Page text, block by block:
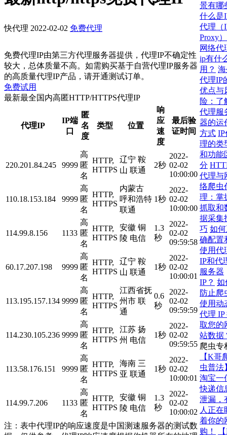
快代理 2022-02-02 免费代理
免费代理IP由第三方代理服务器提供，代理IP不确定性
较大，总体质量不高。如需购买基于自营代理IP服务器
的高质量代理IP产品，请开通测试订单。
免费试用
最新最全国内高匿HTTP/HTTPS代理IP
代理IP
IP端
口
匿
名
度
类型 位置
响
应
速
度
最后验
证时间
220.201.84.245 9999
高
匿
名
HTTP,
HTTPS
辽宁 鞍
山 联通
2秒
2022-
02-02
10:00:00
110.18.153.184 9999
高
匿
名
HTTP,
HTTPS
内蒙古
呼和浩特
联通
1秒
2022-
02-02
10:00:00
114.99.8.156 1133
高
匿
名
HTTP,
HTTPS
安徽 铜
陵 电信
1.3
秒
2022-
02-02
09:59:58
60.17.207.198 9999
高
匿
名
HTTP,
HTTPS
辽宁 鞍
山 联通
1秒
2022-
02-02
10:00:01
113.195.157.134 9999
高
匿
名
HTTP,
HTTPS
江西省抚
州市 联
通
0.6
秒
2022-
02-02
09:59:59
114.230.105.236 9999
高
匿
名
HTTP,
HTTPS
江苏 扬
州 电信
1秒
2022-
02-02
09:59:55
113.58.176.151 9999
高
匿
名
HTTP,
HTTPS
海南 三
亚 联通
1秒
2022-
02-02
10:00:01
114.99.7.206 1133
高
匿
名
HTTP,
HTTPS
安徽 铜
陵 电信
1.3
秒
2022-
02-02
10:00:02
注：表中代理IP的响应速度是中国测速服务器的测试数
景有哪
什么是
代理（
Proxy
网络代
ip有什
用？
代理IP
优点与
险：了
代理服
器的运
方式 IP
理的类
和功能
分
代理与
络爬虫
理：掌
抓取和
据采集
巧 如
确配置
使用代
IP和代
服务器
IP？ 如
防止爬
使用动
代理 IP
取您的
站数据
爬虫专
【K哥
虫普法
淘宝一
快递信
泄漏，
人正在
着你的
购！